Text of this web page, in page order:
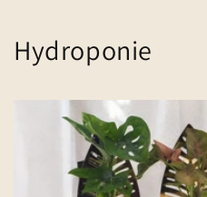
Hydroponie